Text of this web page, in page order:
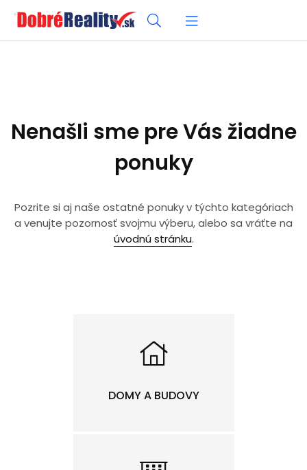
Nenašli sme pre Vás žiadne
ponuky
Pozrite si aj naše ostatné ponuky v týchto kategóriach
a venujte pozornosť svojmu výberu, alebo sa vráťte na
úvodnú stránku.
DOMY A BUDOVY